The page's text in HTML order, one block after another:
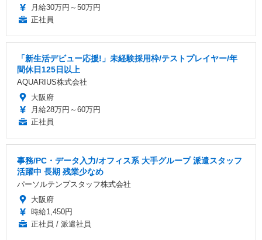
月給30万円～50万円
正社員
「新生活デビュー応援!」未経験採用枠/テストプレイヤー/年
間休日125日以上
AQUARIUS株式会社
大阪府
月給28万円～60万円
正社員
事務/PC・データ入力/オフィス系 大手グループ 派遣スタッフ
活躍中 長期 残業少なめ
パーソルテンプスタッフ株式会社
大阪府
時給1,450円
正社員 / 派遣社員